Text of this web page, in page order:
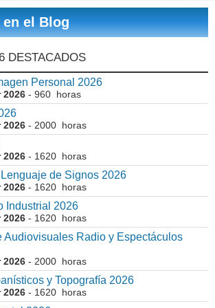
el Blog
DESTACADOS
Personal 2026
2026 - 960 horas
2026 - 2000 horas
2026 - 1620 horas
de Signos 2026
2026 - 1620 horas
Industrial 2026
2026 - 1620 horas
Audiovisuales Radio y Espectáculos
2026 - 2000 horas
y Topografía 2026
2026 - 1620 horas